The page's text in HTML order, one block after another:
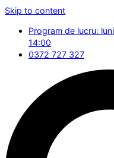
Skip to content
Program de lucru:
14:00
0372 727 327